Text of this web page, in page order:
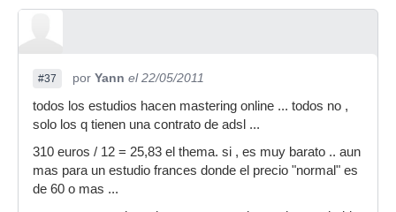
#37 por Yann el 22/05/2011
todos los estudios hacen mastering online ... todos no ,
solo los q tienen una contrato de adsl ...
310 euros / 12 = 25,83 el thema. si , es muy barato .. aun
mas para un estudio frances donde el precio "normal" es
de 60 o mas ...